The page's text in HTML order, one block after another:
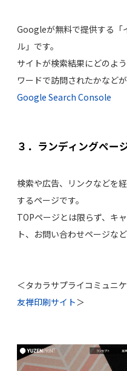
Googleが無料で提供する「
ル」です。
サイトが検索結果にどのよ
ワードで訪問されたかなどが
Google Search Console
３．ランディングペー
検索や広告、リンクなどを
するページです。
TOPページとは限らず、キ
ト、お問い合わせページな
＜タカラサプライコミュニ
友禅印刷サイト ＞